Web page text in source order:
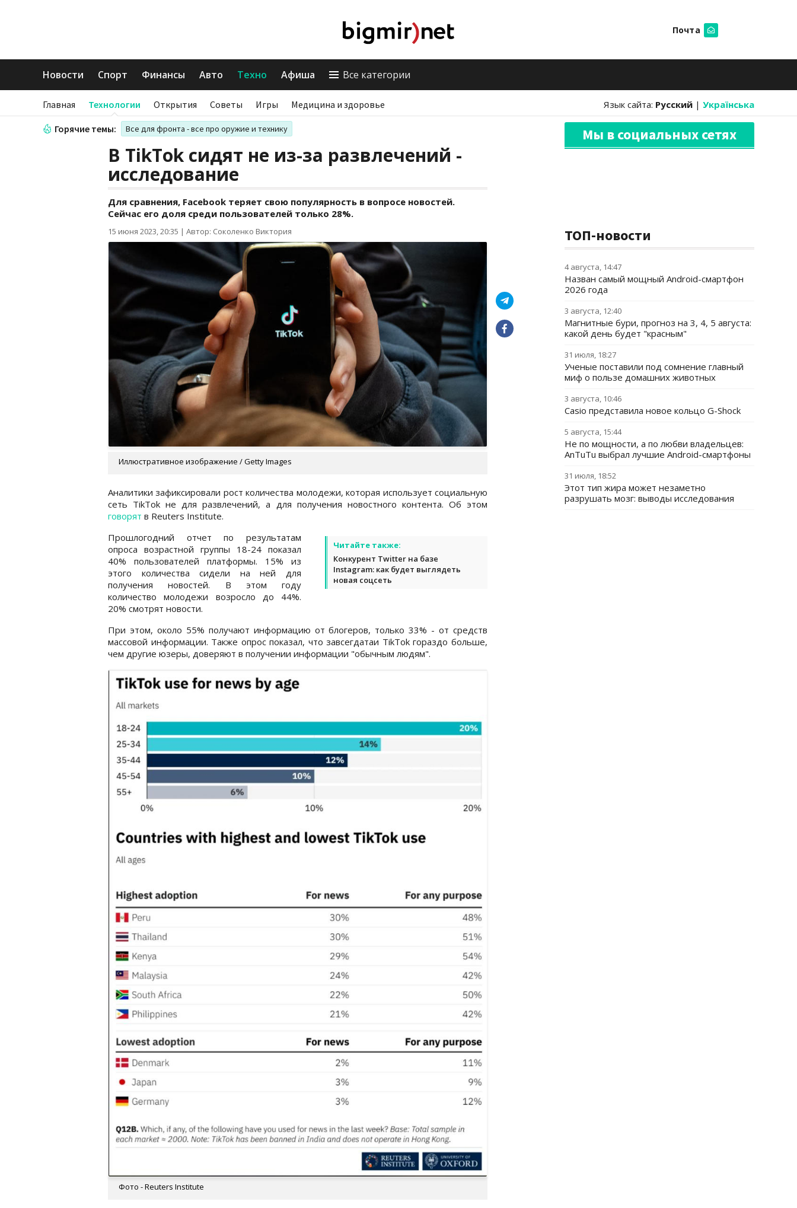
Почта
Новости Спорт Финансы Авто Техно Афиша Все категории
Главная Технологии Открытия Советы Игры Медицина и здоровье Язык сайта: Русский | Українська
Горячие темы: Все для фронта - все про оружие и технику
В TikTok сидят не из-за развлечений -
исследование
Для сравнения, Facebook теряет свою популярность в вопросе новостей.
Сейчас его доля среди пользователей только 28%.
15 июня 2023, 20:35 | Автор: Соколенко Виктория
Иллюстративное изображение / Getty Images
Аналитики зафиксировали рост количества молодежи, которая использует социальную
сеть TikTok не для развлечений, а для получения новостного контента. Об этом
говорят в Reuters Institute.
Читайте также:
Конкурент Twitter на базе
Instagram: как будет выглядеть
новая соцсеть
Прошлогодний отчет по результатам
опроса возрастной группы 18-24 показал
40% пользователей платформы. 15% из
этого количества сидели на ней для
получения новостей. В этом году
количество молодежи возросло до 44%.
20% смотрят новости.
При этом, около 55% получают информацию от блогеров, только 33% - от средств
массовой информации. Также опрос показал, что завсегдатаи TikTok гораздо больше,
чем другие юзеры, доверяют в получении информации "обычным людям".
Фото - Reuters Institute
Мы в социальных сетях
ТОП-новости
4 августа, 14:47
Назван самый мощный Android-смартфон
2026 года
3 августа, 12:40
Магнитные бури, прогноз на 3, 4, 5 августа:
какой день будет "красным"
31 июля, 18:27
Ученые поставили под сомнение главный
миф о пользе домашних животных
3 августа, 10:46
Casio представила новое кольцо G-Shock
5 августа, 15:44
Не по мощности, а по любви владельцев:
AnTuTu выбрал лучшие Android-смартфоны
31 июля, 18:52
Этот тип жира может незаметно
разрушать мозг: выводы исследования